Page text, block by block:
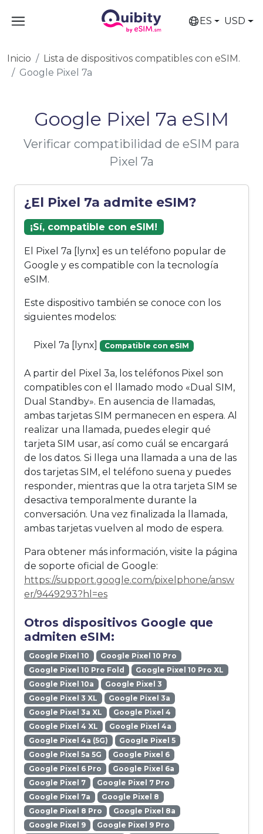
ES USD
Inicio
Lista de dispositivos compatibles con eSIM.
Google Pixel 7a
Google Pixel 7a eSIM
Verificar compatibilidad de eSIM para
Pixel 7a
¿El Pixel 7a admite eSIM?
¡Sí, compatible con eSIM!
El Pixel 7a [lynx] es un teléfono popular de
Google y es compatible con la tecnología
eSIM.
Este dispositivo también se conoce con los
siguientes modelos:
Pixel 7a [lynx] Compatible con eSIM
A partir del Pixel 3a, los teléfonos Pixel son
compatibles con el llamado modo «Dual SIM,
Dual Standby». En ausencia de llamadas,
ambas tarjetas SIM permanecen en espera. Al
realizar una llamada, puedes elegir qué
tarjeta SIM usar, así como cuál se encargará
de los datos. Si llega una llamada a una de las
dos tarjetas SIM, el teléfono suena y puedes
responder, mientras que la otra tarjeta SIM se
desactiva temporalmente durante la
conversación. Una vez finalizada la llamada,
ambas tarjetas vuelven al modo de espera.
Para obtener más información, visite la página
de soporte oficial de Google:
https://support.google.com/pixelphone/answ
er/9449293?hl=es
Otros dispositivos Google que
admiten eSIM:
Google Pixel 10
Google Pixel 10 Pro
Google Pixel 10 Pro Fold
Google Pixel 10 Pro XL
Google Pixel 10a
Google Pixel 3
Google Pixel 3 XL
Google Pixel 3a
Google Pixel 3a XL
Google Pixel 4
Google Pixel 4 XL
Google Pixel 4a
Google Pixel 4a (5G)
Google Pixel 5
Google Pixel 5a 5G
Google Pixel 6
Google Pixel 6 Pro
Google Pixel 6a
Google Pixel 7
Google Pixel 7 Pro
Google Pixel 7a
Google Pixel 8
Google Pixel 8 Pro
Google Pixel 8a
Google Pixel 9
Google Pixel 9 Pro